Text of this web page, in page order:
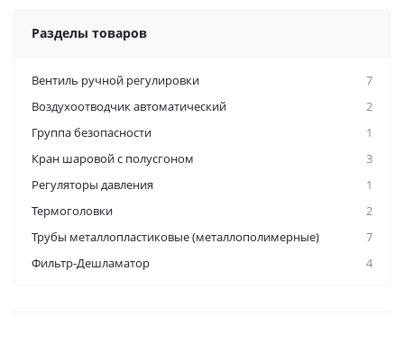
Разделы товаров
Вентиль ручной регулировки
7
Воздухоотводчик автоматический
2
Группа безопасности
1
Кран шаровой с полусгоном
3
Регуляторы давления
1
Термоголовки
2
Трубы металлопластиковые (металлополимерные)
7
Фильтр-Дешламатор
4